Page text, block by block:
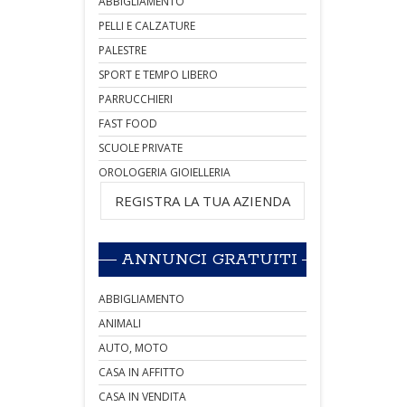
PELLI E CALZATURE
PALESTRE
SPORT E TEMPO LIBERO
PARRUCCHIERI
FAST FOOD
SCUOLE PRIVATE
OROLOGERIA GIOIELLERIA
REGISTRA LA TUA AZIENDA
ANNUNCI GRATUITI
ABBIGLIAMENTO
ANIMALI
AUTO, MOTO
CASA IN AFFITTO
CASA IN VENDITA